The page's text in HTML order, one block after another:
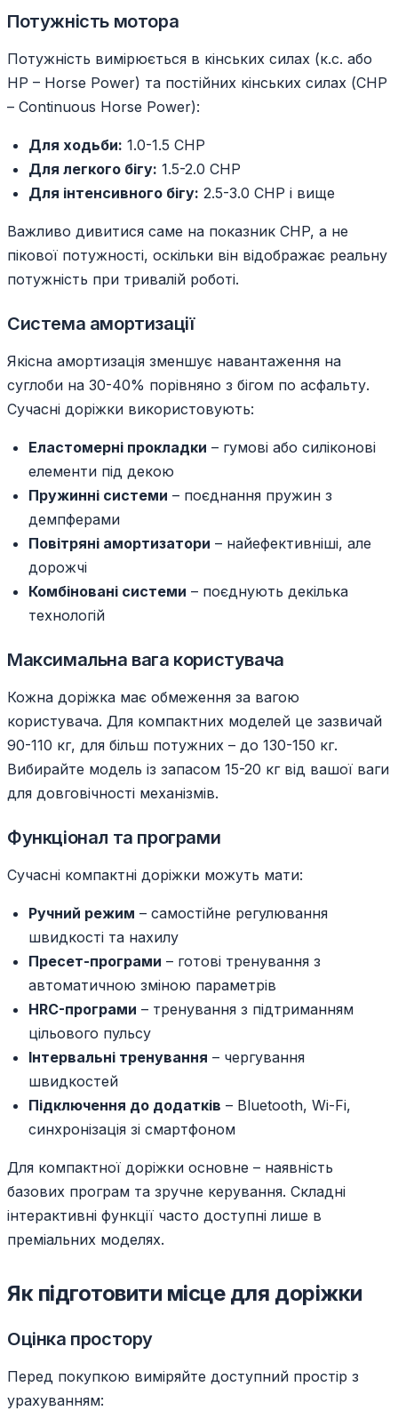
Потужність мотора
Потужність вимірюється в кінських силах (к.с. або
HP – Horse Power) та постійних кінських силах (CHP
– Continuous Horse Power):
Для ходьби: 1.0-1.5 CHP
Для легкого бігу: 1.5-2.0 CHP
Для інтенсивного бігу: 2.5-3.0 CHP і вище
Важливо дивитися саме на показник CHP, а не
пікової потужності, оскільки він відображає реальну
потужність при тривалій роботі.
Система амортизації
Якісна амортизація зменшує навантаження на
суглоби на 30-40% порівняно з бігом по асфальту.
Сучасні доріжки використовують:
Еластомерні прокладки – гумові або силіконові
елементи під декою
Пружинні системи – поєднання пружин з
демпферами
Повітряні амортизатори – найефективніші, але
дорожчі
Комбіновані системи – поєднують декілька
технологій
Максимальна вага користувача
Кожна доріжка має обмеження за вагою
користувача. Для компактних моделей це зазвичай
90-110 кг, для більш потужних – до 130-150 кг.
Вибирайте модель із запасом 15-20 кг від вашої ваги
для довговічності механізмів.
Функціонал та програми
Сучасні компактні доріжки можуть мати:
Ручний режим – самостійне регулювання
швидкості та нахилу
Пресет-програми – готові тренування з
автоматичною зміною параметрів
HRC-програми – тренування з підтриманням
цільового пульсу
Інтервальні тренування – чергування
швидкостей
Підключення до додатків – Bluetooth, Wi-Fi,
синхронізація зі смартфоном
Для компактної доріжки основне – наявність
базових програм та зручне керування. Складні
інтерактивні функції часто доступні лише в
преміальних моделях.
Як підготовити місце для доріжки
Оцінка простору
Перед покупкою виміряйте доступний простір з
урахуванням: